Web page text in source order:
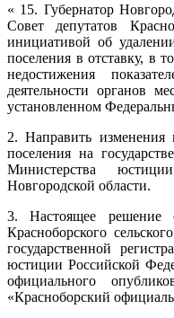
« 15. Губернатор
Совет депутатов
инициативой об
поселения в отставку, в
недостижения
деятельности органов
установленном
2. Направить изменения
поселения на
Министерства
Новгородской области.
3. Настоящее решение
Красноборского
государственной
юстиции Российской
официального
«Красноборский